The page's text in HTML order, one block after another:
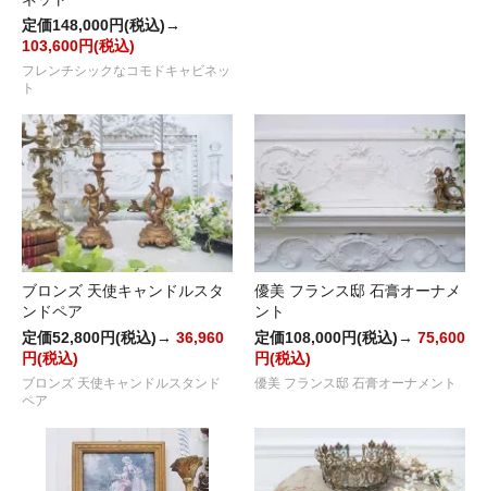
定価148,000円(税込)→
103,600円(税込)
フレンチシックなコモドキャビネッ
ト
ブロンズ 天使キャンドルスタ
ンドペア
定価52,800円(税込)→ 36,960
円(税込)
ブロンズ 天使キャンドルスタンド
ペア
優美 フランス邸 石膏オーナメ
ント
定価108,000円(税込)→ 75,600
円(税込)
優美 フランス邸 石膏オーナメント